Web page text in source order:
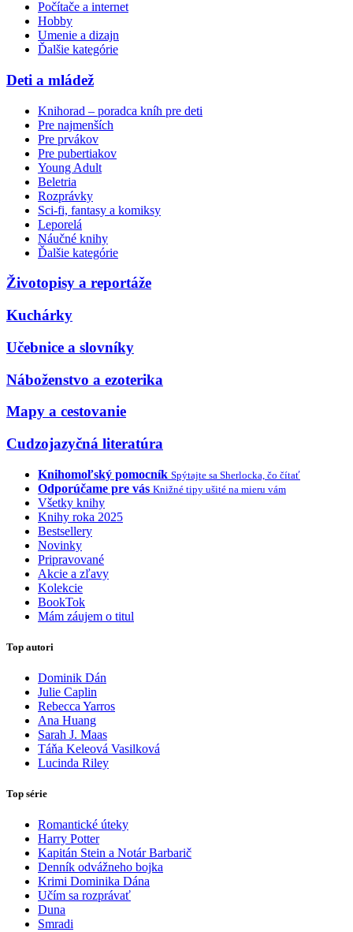
Počítače a internet
Hobby
Umenie a dizajn
Ďalšie kategórie
Deti a mládež
Knihorad – poradca kníh pre deti
Pre najmenších
Pre prvákov
Pre pubertiakov
Young Adult
Beletria
Rozprávky
Sci-fi, fantasy a komiksy
Leporelá
Náučné knihy
Ďalšie kategórie
Životopisy a reportáže
Kuchárky
Učebnice a slovníky
Náboženstvo a ezoterika
Mapy a cestovanie
Cudzojazyčná literatúra
Knihomoľský pomocník Spýtajte sa Sherlocka, čo čítať
Odporúčame pre vás Knižné tipy ušité na mieru vám
Všetky knihy
Knihy roka 2025
Bestsellery
Novinky
Pripravované
Akcie a zľavy
Kolekcie
BookTok
Mám záujem o titul
Top autori
Dominik Dán
Julie Caplin
Rebecca Yarros
Ana Huang
Sarah J. Maas
Táňa Keleová Vasilková
Lucinda Riley
Top série
Romantické úteky
Harry Potter
Kapitán Stein a Notár Barbarič
Denník odvážneho bojka
Krimi Dominika Dána
Učím sa rozprávať
Duna
Smradi